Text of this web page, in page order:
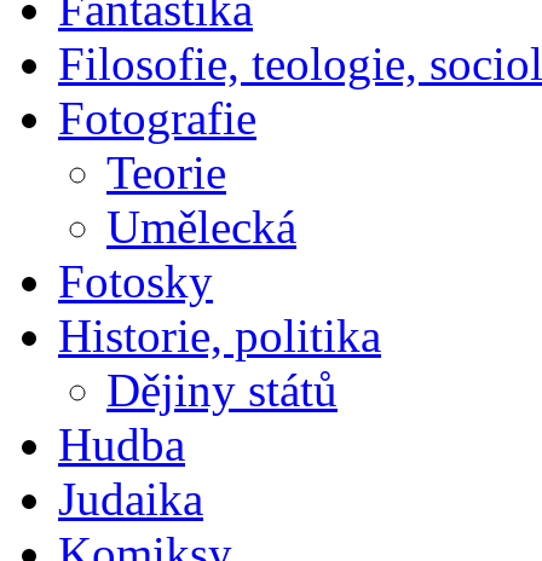
Filosofie, teologie,
Fotografie
Teorie
Umělecká
Fotosky
Historie, politika
Dějiny států
Hudba
Judaika